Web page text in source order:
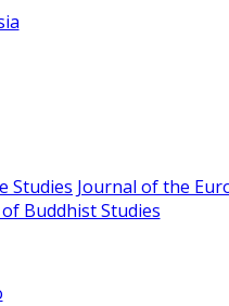
Studies Journal of the
Buddhist Studies